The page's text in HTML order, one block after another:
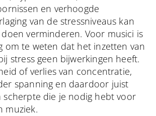
en verhoogde
van de stressniveaus kan
verminderen. Voor musici is
om te weten dat het inzetten van
stress geen bijwerkingen heeft.
of verlies van concentratie,
spanning en daardoor juist
scherpte die je nodig hebt voor
muziek.